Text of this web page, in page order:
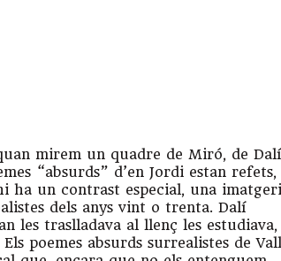
mirem un quadre de Miró, de
“absurds” d’en Jordi estan refets,
ha un contrast especial, una
dels anys vint o trenta. Dalí
les traslladava al llenç les estudiava,
poemes absurds surrealistes de